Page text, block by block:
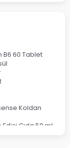
B6 60 Tablet
Koldan
Gıda 50 ml